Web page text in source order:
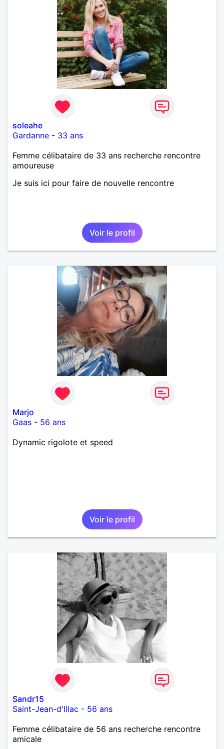
soleahe
Gardanne - 33 ans
Femme célibataire de 33 ans recherche rencontre
amoureuse
Je suis ici pour faire de nouvelle rencontre
Voir le profil
Marjo
Gaas - 56 ans
Dynamic rigolote et speed
Voir le profil
Sandr15
Saint-Jean-d'Illac - 56 ans
Femme célibataire de 56 ans recherche rencontre
amicale